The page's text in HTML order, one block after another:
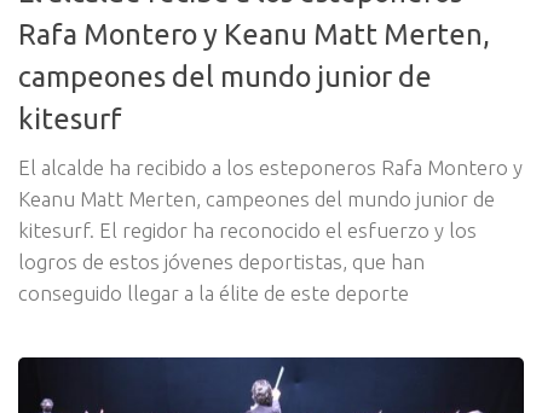
Rafa Montero y Keanu Matt Merten,
campeones del mundo junior de
kitesurf
El alcalde ha recibido a los esteponeros Rafa Montero y
Keanu Matt Merten, campeones del mundo junior de
kitesurf. El regidor ha reconocido el esfuerzo y los
logros de estos jóvenes deportistas, que han
conseguido llegar a la élite de este deporte